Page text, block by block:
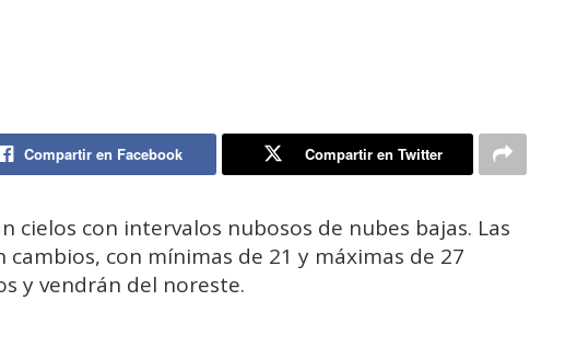
Compartir en Facebook Compartir en Twitter
cielos con intervalos nubosos de nubes bajas. Las
con mínimas de 21 y máximas de 27
y vendrán del noreste.